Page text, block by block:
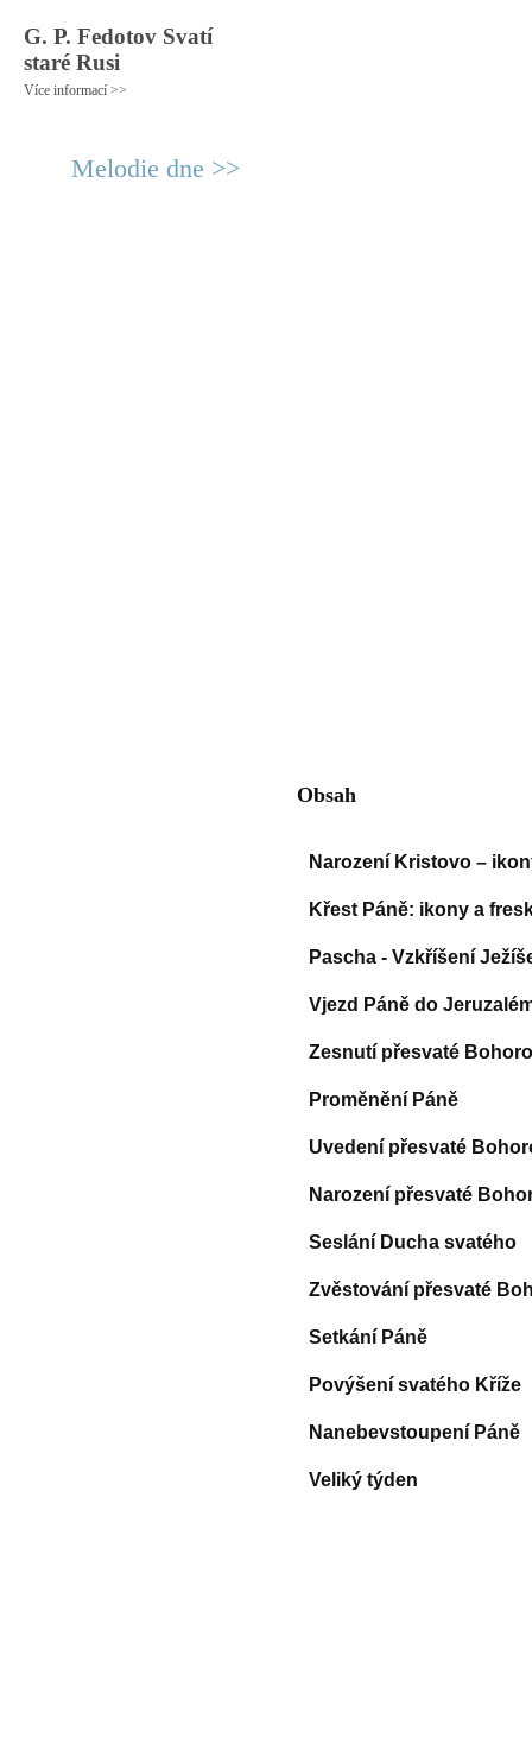
G. P. Fedotov Svatí
staré Rusi
Více informací >>
Melodie dne >>
Obsah
Narození Kristovo –
Křest Páně: ikony a
Pascha - Vzkříšení
Vjezd Páně do
Zesnutí přesvaté
Proměnění Páně
Uvedení přesvaté
Narození přesvaté
Seslání Ducha svatého
Zvěstování přesvaté
Setkání Páně
Povýšení svatého Kříže
Nanebevstoupení Páně
Veliký týden